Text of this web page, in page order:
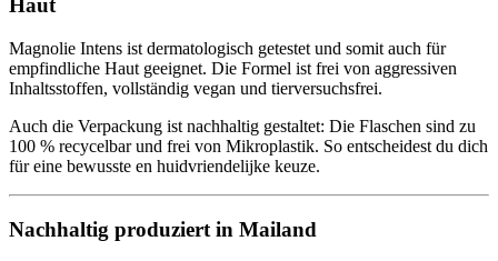
Haut
Magnolie Intens ist dermatologisch getestet und somit auch für
empfindliche Haut geeignet. Die Formel ist frei von aggressiven
Inhaltsstoffen, vollständig vegan und tierversuchsfrei.
Auch die Verpackung ist nachhaltig gestaltet: Die Flaschen sind zu
100 % recycelbar und frei von Mikroplastik. So entscheidest du dich
für eine bewusste en huidvriendelijke keuze.
Nachhaltig produziert in Mailand